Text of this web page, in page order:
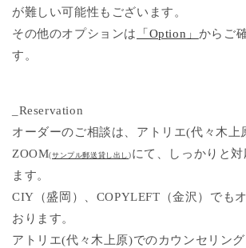
が難しい可能性もございます。
その他のオプションは
「Option」 からご
す。
_Reservation
オーダーのご相談は、アトリエ(代々木上
ZOOM(サンプル郵送貸し出し) にて、しっかりと
ます。
CIY（盛岡）、COPYLEFT（金沢）でも
おります。
アトリエ(代々木上原)でのカウンセリン